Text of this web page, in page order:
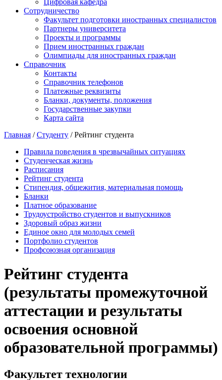
Цифровая кафедра
Сотрудничество
Факультет подготовки иностранных специалистов
Партнеры университета
Проекты и программы
Прием иностранных граждан
Олимпиады для иностранных граждан
Справочник
Контакты
Справочник телефонов
Платежные реквизиты
Бланки, документы, положения
Государственные закупки
Карта сайта
Главная /Студенту / Рейтинг студента
Правила поведения в чрезвычайных ситуациях
Студенческая жизнь
Расписания
Рейтинг студента
Стипендия, общежития, материальная помощь
Бланки
Платное образование
Трудоустройство студентов и выпускников
Здоровый образ жизни
Единое окно для молодых семей
Портфолио студентов
Профсоюзная организация
Рейтинг студента
(результаты промежуточной
аттестации и результаты
освоения основной
образовательной программы)
Факультет технологии